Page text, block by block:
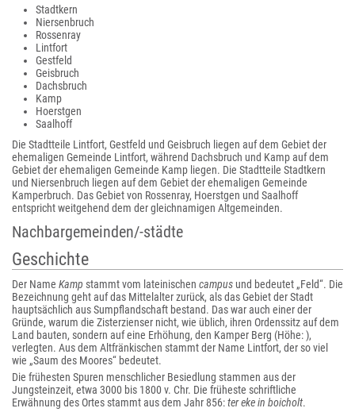
Stadtkern
Niersenbruch
Rossenray
Lintfort
Gestfeld
Geisbruch
Dachsbruch
Kamp
Hoerstgen
Saalhoff
Die Stadtteile Lintfort, Gestfeld und Geisbruch liegen auf dem Gebiet der
ehemaligen Gemeinde Lintfort, während Dachsbruch und Kamp auf dem
Gebiet der ehemaligen Gemeinde Kamp liegen. Die Stadtteile Stadtkern
und Niersenbruch liegen auf dem Gebiet der ehemaligen Gemeinde
Kamperbruch. Das Gebiet von Rossenray, Hoerstgen und Saalhoff
entspricht weitgehend dem der gleichnamigen Altgemeinden.
Nachbargemeinden/-städte
Geschichte
Der Name Kamp stammt vom lateinischen campus und bedeutet „Feld“. Die
Bezeichnung geht auf das Mittelalter zurück, als das Gebiet der Stadt
hauptsächlich aus Sumpflandschaft bestand. Das war auch einer der
Gründe, warum die Zisterzienser nicht, wie üblich, ihren Ordenssitz auf dem
Land bauten, sondern auf eine Erhöhung, den Kamper Berg (Höhe: ),
verlegten. Aus dem Altfränkischen stammt der Name Lintfort, der so viel
wie „Saum des Moores“ bedeutet.
Die frühesten Spuren menschlicher Besiedlung stammen aus der
Jungsteinzeit, etwa 3000 bis 1800 v. Chr. Die früheste schriftliche
Erwähnung des Ortes stammt aus dem Jahr 856:ter eke in boicholt.